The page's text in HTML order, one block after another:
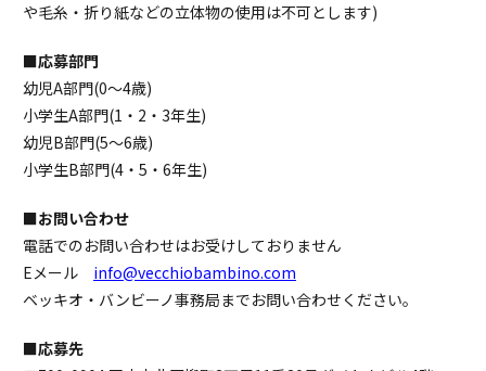
や毛糸・折り紙などの立体物の使用は不可とします)
■応募部門
幼児A部門(0～4歳)
小学生A部門(1・2・3年生)
幼児B部門(5～6歳)
小学生B部門(4・5・6年生)
■お問い合わせ
電話でのお問い合わせはお受けしておりません
Eメール info@vecchiobambino.com
ベッキオ・バンビーノ事務局までお問い合わせください。
■応募先